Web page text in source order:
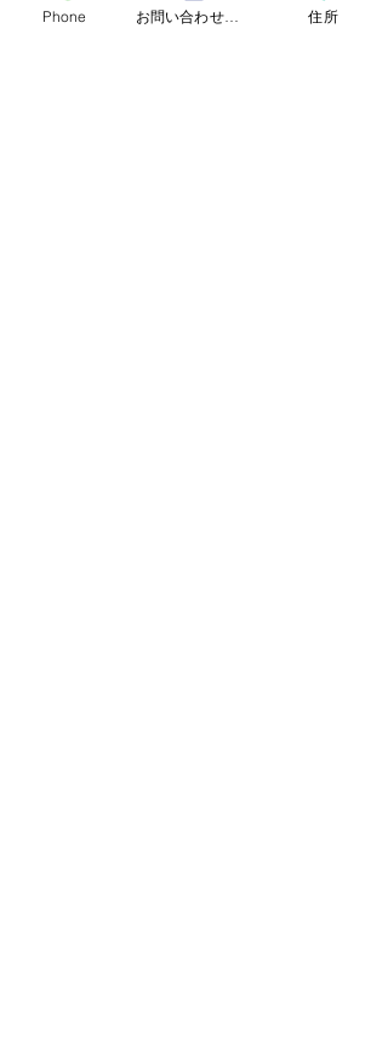
Phone お問い合わせフォーム 住所